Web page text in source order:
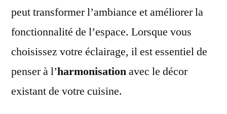
peut transformer l’ambiance et améliorer la
fonctionnalité de l’espace. Lorsque vous
choisissez votre éclairage, il est essentiel de
penser à l’harmonisationavec le décor
existant de votre cuisine.